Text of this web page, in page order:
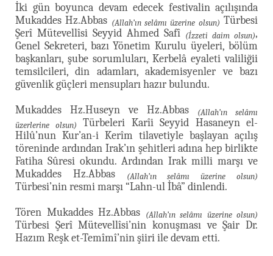
İki gün boyunca devam edecek festivalin açılışında
Mukaddes Hz.Abbas (Allah’ın selâmı üzerine olsun) Türbesi
Şerî Mütevellîsi Seyyid Ahmed Safî (İzzeti daim olsun),
Genel Sekreteri, bazı Yönetim Kurulu üyeleri, bölüm
başkanları, şube sorumluları, Kerbelâ eyaleti valiliğii
temsilcileri, din adamları, akademisyenler ve bazı
güvenlik güçleri mensupları hazır bulundu.
Mukaddes Hz.Huseyn ve Hz.Abbas
(Allah’ın selâmı
üzerlerine olsun)
Türbeleri Karîi Seyyid Hasaneyn el-
Hilû’nun Kur’an-i Kerîm tilavetiyle başlayan açılış
töreninde ardından Irak’ın şehitleri adına hep birlikte
Fatiha Sûresi okundu. Ardından Irak milli marşı ve
Mukaddes Hz.Abbas
(Allah’ın selâmı üzerine olsun)
Türbesi’nin resmi marşı “Lahn-ul İbâ” dinlendi.
Tören Mukaddes Hz.Abbas
(Allah’ın selâmı üzerine olsun)
Türbesi Şerî Mütevellîsi’nin konuşması ve Şair Dr.
Hazım Reşk et-Temîmî’nin şiiri ile devam etti.